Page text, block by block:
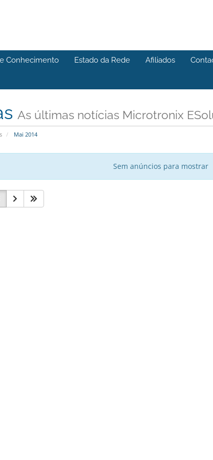
Conhecimento Estado da Rede Afiliados
As últimas notícias Microtronix
Mai 2014
Sem anúncios para mostrar